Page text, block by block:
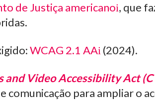
de Justiça americano , que
WCAG 2.1 AA (2024).
Video Accessibility Act
comunicação para ampliar o